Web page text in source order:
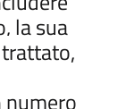
la sua
numero